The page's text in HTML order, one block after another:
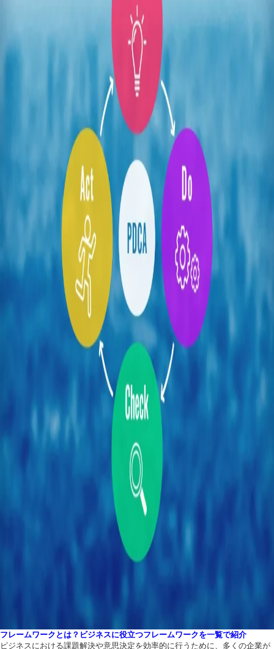
フレームワークとは？ビジネスに役立つフレームワークを一覧で紹介
ビジネスにおける課題解決や意思決定を効率的に行うために、多くの企業が